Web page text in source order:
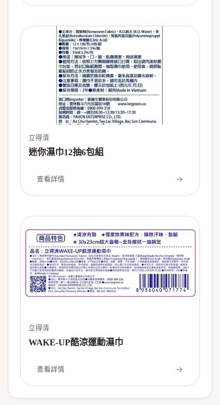
立得清
迷你濕巾12抽6包組
查看詳情
立得清
WAKE-UP酷涼運動濕巾
查看詳情